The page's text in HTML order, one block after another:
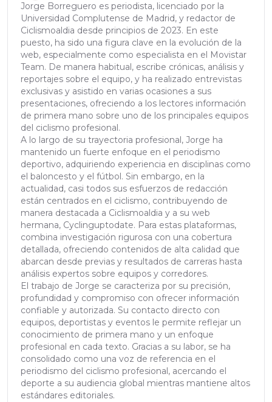
Jorge Borreguero es periodista, licenciado por la
Universidad Complutense de Madrid, y redactor de
Ciclismoaldia desde principios de 2023. En este
puesto, ha sido una figura clave en la evolución de la
web, especialmente como especialista en el Movistar
Team. De manera habitual, escribe crónicas, análisis y
reportajes sobre el equipo, y ha realizado entrevistas
exclusivas y asistido en varias ocasiones a sus
presentaciones, ofreciendo a los lectores información
de primera mano sobre uno de los principales equipos
del ciclismo profesional.
A lo largo de su trayectoria profesional, Jorge ha
mantenido un fuerte enfoque en el periodismo
deportivo, adquiriendo experiencia en disciplinas como
el baloncesto y el fútbol. Sin embargo, en la
actualidad, casi todos sus esfuerzos de redacción
están centrados en el ciclismo, contribuyendo de
manera destacada a Ciclismoaldia y a su web
hermana, Cyclinguptodate. Para estas plataformas,
combina investigación rigurosa con una cobertura
detallada, ofreciendo contenidos de alta calidad que
abarcan desde previas y resultados de carreras hasta
análisis expertos sobre equipos y corredores.
El trabajo de Jorge se caracteriza por su precisión,
profundidad y compromiso con ofrecer información
confiable y autorizada. Su contacto directo con
equipos, deportistas y eventos le permite reflejar un
conocimiento de primera mano y un enfoque
profesional en cada texto. Gracias a su labor, se ha
consolidado como una voz de referencia en el
periodismo del ciclismo profesional, acercando el
deporte a su audiencia global mientras mantiene altos
estándares editoriales.